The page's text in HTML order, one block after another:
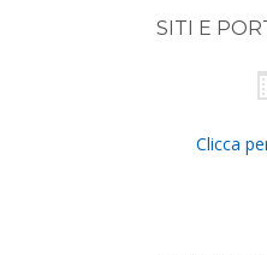
SITI E
Clicca